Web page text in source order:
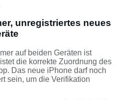
unregistriertes neues
auf beiden Geräten ist
die korrekte Zuordnung des
Das neue iPhone darf noch
sein, um die Verifikation